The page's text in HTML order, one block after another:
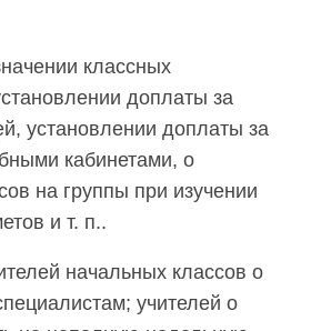
классных
доплаты за
установлении доплаты за
кабинетами, о
на группы при изучении
и т. п..
начальных классов о
учителей о